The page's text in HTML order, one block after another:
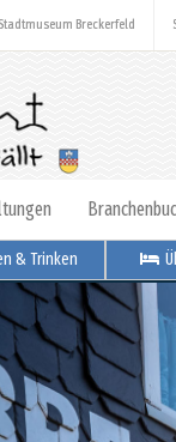
Stadtmuseum Breckerfeld
& Trinken